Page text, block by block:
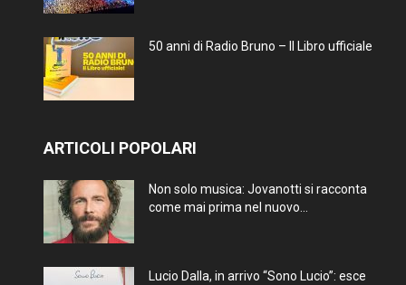
50 anni di Radio Bruno – Il Libro ufficiale
ARTICOLI POPOLARI
Non solo musica: Jovanotti si racconta
come mai prima nel nuovo...
Lucio Dalla, in arrivo “Sono Lucio”: esce